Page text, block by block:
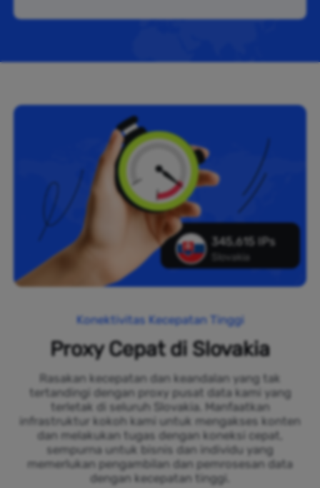
345,615 IPs
Slovakia
Konektivitas Kecepatan Tinggi
Proxy Cepat di Slovakia
Rasakan kecepatan dan keandalan yang tak
tertandingi dengan proxy pusat data kami yang
terletak di seluruh Slovakia. Manfaatkan
infrastruktur kokoh kami untuk mengakses konten
dan melakukan tugas dengan koneksi cepat,
sempurna untuk bisnis dan individu yang
memerlukan pengambilan dan pemrosesan data
dengan kecepatan tinggi.